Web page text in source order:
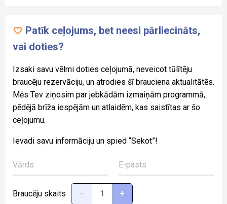
Patīk ceļojums, bet neesi pārliecināts,
vai doties?
Izsaki savu vēlmi doties ceļojumā, neveicot tūlītēju
braucēju rezervāciju, un atrodies šī brauciena aktualitātēs.
Mēs Tev ziņosim par jebkādām izmaiņām programmā,
pēdējā brīža iespējām un atlaidēm, kas saistītas ar šo
ceļojumu.
Ievadi savu informāciju un spied “Sekot”!
Braucēju skaits - +